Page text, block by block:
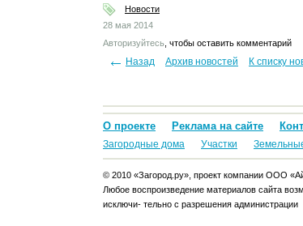
Новости
28 мая 2014
Авторизуйтесь , чтобы оставить комментарий
Назад Архив новостей К списку
О проекте Реклама на сайте
Загородные дома Участки
© 2010 «Загород.ру», проект компании ООО
Любое воспроизведение материалов сайта
исключи- тельно с разрешения администрации